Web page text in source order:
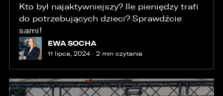
USŁUGI
AKTUALNOŚCI
Kto był najaktywniejszy? Ile pieniędzy trafi
do potrzebujących dzieci? Sprawdźcie
sami!
EWA SOCHA
11 lipca, 2024 · 2 min czytania